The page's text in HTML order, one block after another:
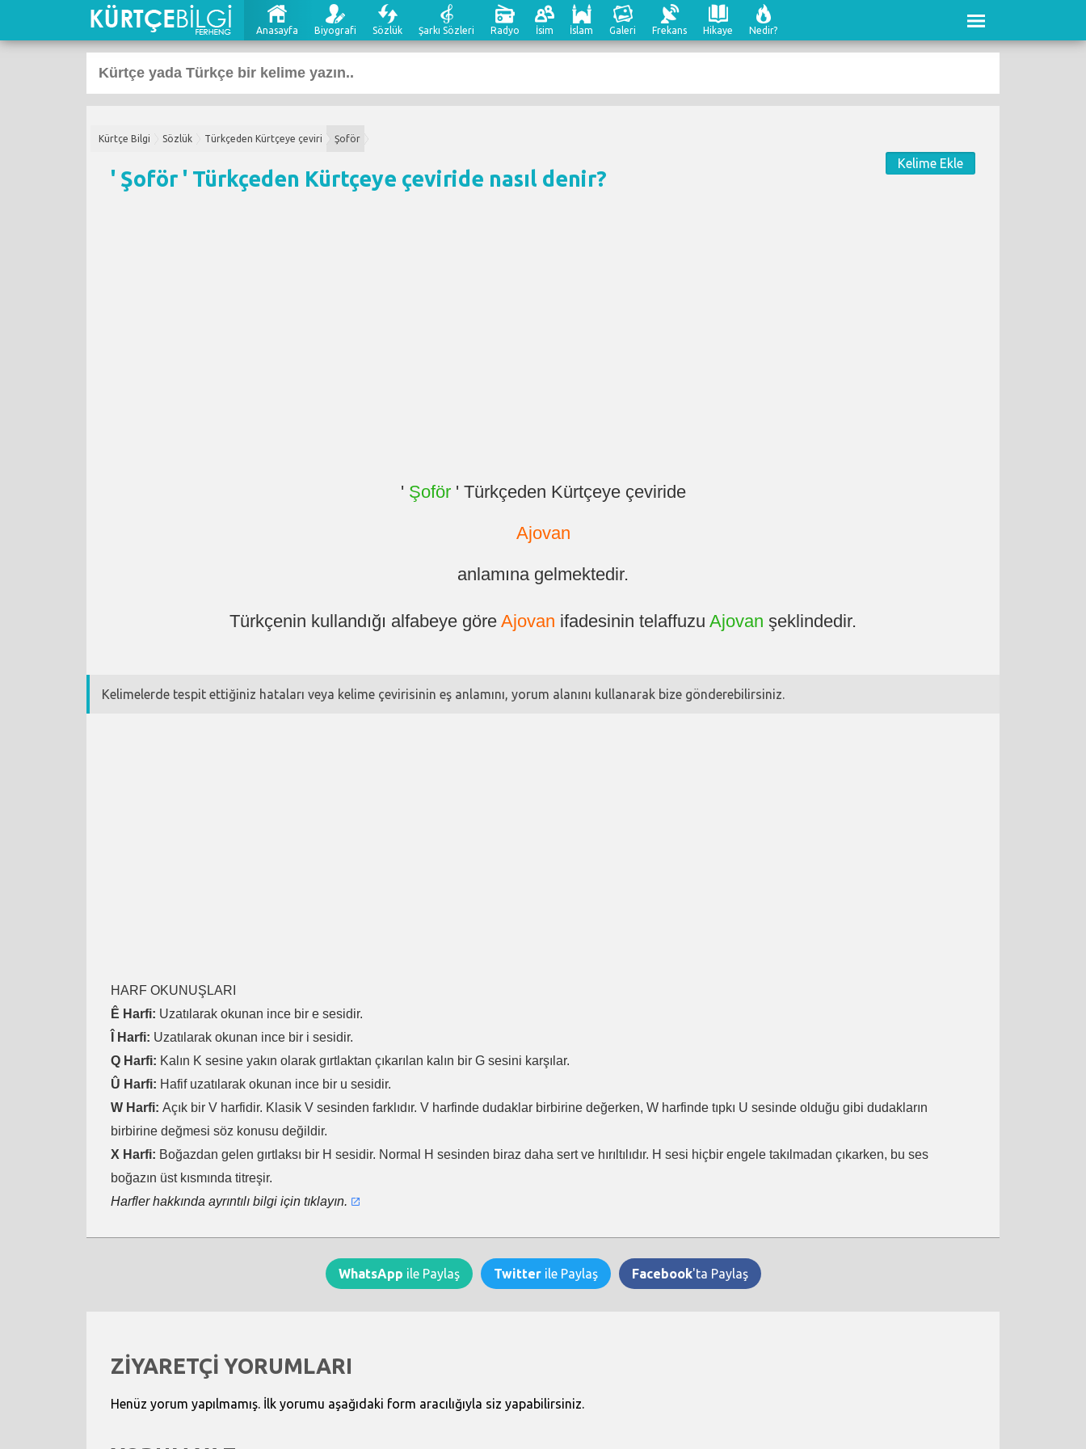
Anasayfa Biyografi Sözlük Şarkı Sözleri Radyo İsim İslam Galeri Frekans Hikaye Nedir?
Kürtçe Bilgi Sözlük Türkçeden Kürtçeye çeviri Şoför
Kelime Ekle
' Şoför ' Türkçeden Kürtçeye çeviride nasıl denir?
' Şoför' Türkçeden Kürtçeye çeviride
Ajovan
anlamına gelmektedir.
Türkçenin kullandığı alfabeye göre Ajovan ifadesinin telaffuzu Ajovan şeklindedir.
Kelimelerde tespit ettiğiniz hataları veya kelime çevirisinin eş anlamını, yorum alanını kullanarak bize gönderebilirsiniz.
HARF OKUNUŞLARI
Ê Harfi: Uzatılarak okunan ince bir e sesidir.
Î Harfi: Uzatılarak okunan ince bir i sesidir.
Q Harfi: Kalın K sesine yakın olarak gırtlaktan çıkarılan kalın bir G sesini karşılar.
Û Harfi: Hafif uzatılarak okunan ince bir u sesidir.
W Harfi: Açık bir V harfidir. Klasik V sesinden farklıdır. V harfinde dudaklar birbirine değerken, W harfinde tıpkı U sesinde olduğu gibi dudakların
birbirine değmesi söz konusu değildir.
X Harfi: Boğazdan gelen gırtlaksı bir H sesidir. Normal H sesinden biraz daha sert ve hırıltılıdır. H sesi hiçbir engele takılmadan çıkarken, bu ses
boğazın üst kısmında titreşir.
Harfler hakkında ayrıntılı bilgi için tıklayın.
WhatsApp ile Paylaş Twitterile Paylaş Facebook'ta Paylaş
ZİYARETÇİ YORUMLARI
Henüz yorum yapılmamış. İlk yorumu aşağıdaki form aracılığıyla siz yapabilirsiniz.